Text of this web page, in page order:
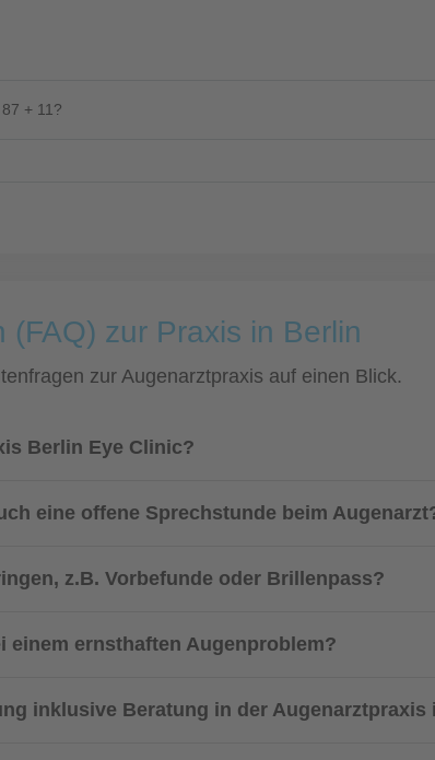
+ 11?
zur Praxis in Berlin
zur Augenarztpraxis auf einen Blick.
Berlin Eye Clinic?
eine offene Sprechstunde beim
z.B. Vorbefunde oder Brillenpass?
einem ernsthaften Augenproblem?
inklusive Beratung in der Augenarztpraxis